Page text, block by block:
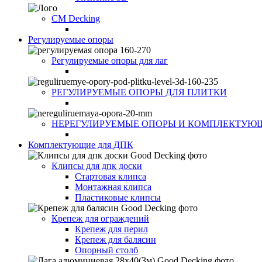
CM Decking
Регулируемые опоры
Регулируемые опоры для лаг
РЕГУЛИРУЕМЫЕ ОПОРЫ ДЛЯ ПЛИТКИ
НЕРЕГУЛИРУЕМЫЕ ОПОРЫ И
Комплектующие для ДПК
Клипсы для дпк доски
Стартовая клипса
Монтажная клипса
Пластиковые клипсы
Крепеж для ограждений
Крепеж для перил
Крепеж для балясин
Опорный столб